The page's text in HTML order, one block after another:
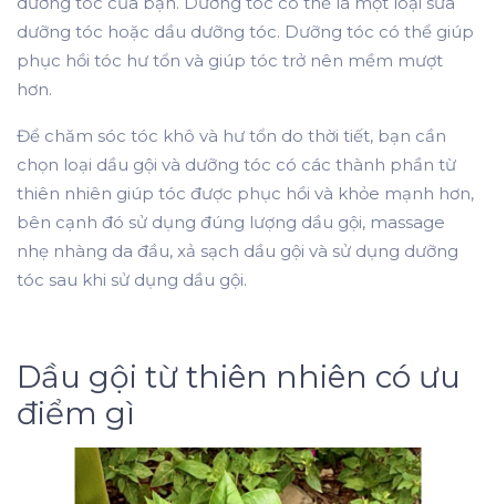
dưỡng tóc hoặc dầu dưỡng tóc. Dưỡng tóc có thể giúp
phục hồi tóc hư tổn và giúp tóc trở nên mềm mượt
hơn.
Để chăm sóc tóc khô và hư tổn do thời tiết, bạn cần
chọn loại dầu gội và dưỡng tóc có các thành phần từ
thiên nhiên giúp tóc được phục hồi và khỏe mạnh hơn,
bên cạnh đó sử dụng đúng lượng dầu gội, massage
nhẹ nhàng da đầu, xả sạch dầu gội và sử dụng dưỡng
tóc sau khi sử dụng dầu gội.
Dầu gội từ thiên nhiên có ưu
điểm gì